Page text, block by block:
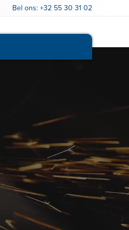
Bel ons: +32 55 30 31 02